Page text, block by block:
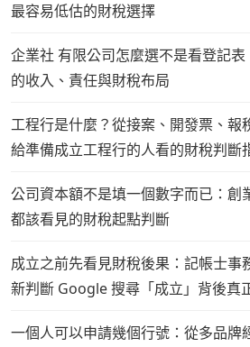
最容易低估的財稅選擇
企業社 有限公司怎麼選不是看登記
的收入、責任與財稅布局
工程行是什麼？從接案、開發票、報
給準備成立工程行的人看的財稅判斷
公司資本額不是填一個數字而已：創
都該看見的財稅起點判斷
成立之前先看見財稅後果：記帳士事
新判斷 Google 搜尋「成立」背後真
一個人可以申請幾個行號：從多品牌